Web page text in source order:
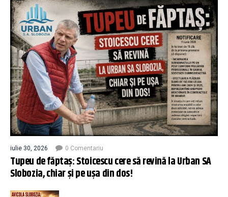
iulie 30, 2026 0 Comentariu
Tupeu de făptaș: Stoicescu cere să revină la Urban SA
Slobozia, chiar și pe ușa din dos!